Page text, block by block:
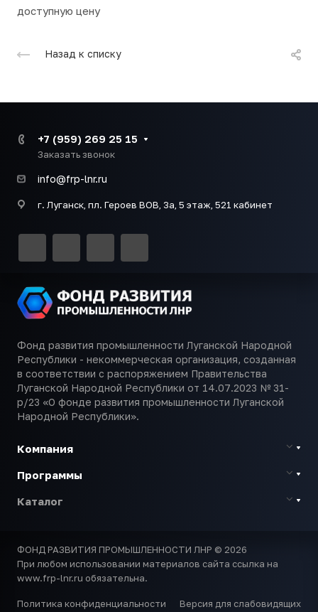
доступную цену
Назад к списку
+7 (959) 269 25 15
Заказать звонок
info@frp-lnr.ru
г. Луганск, пл. Героев ВОВ, 3а, 5 этаж, 521 кабинет
Фонд развития промышленности Луганской Народной
Республики - некоммерческая организация, созданная
в соответствии с распоряжением Правительства
Луганской Народной Республики от 14.07.2023 № 31-
р/23 «О фонде развития промышленности Луганской
Народной Республики».
Компания
Программы
Каталог
ФОНД РАЗВИТИЯ ПРОМЫШЛЕННОСТИ ЛНР © 2026
При любом использовании материалов сайта ссылка на
www.frp-lnr.ru обязательна.
Политика конфиденциальности Версия для слабовидящих